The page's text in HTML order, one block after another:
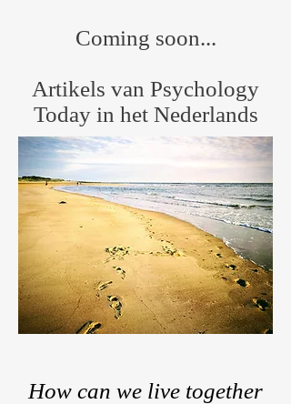
Coming soon...​
Artikels van Psychology
Today in het Nederlands
How can we live together